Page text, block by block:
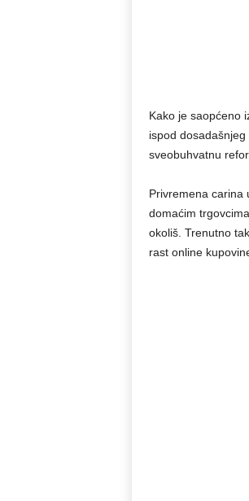
Kako je saopćeno
ispod
sveobuhvatnu
Privremena carina
domaćim
okoliš. Trenutno
rast online